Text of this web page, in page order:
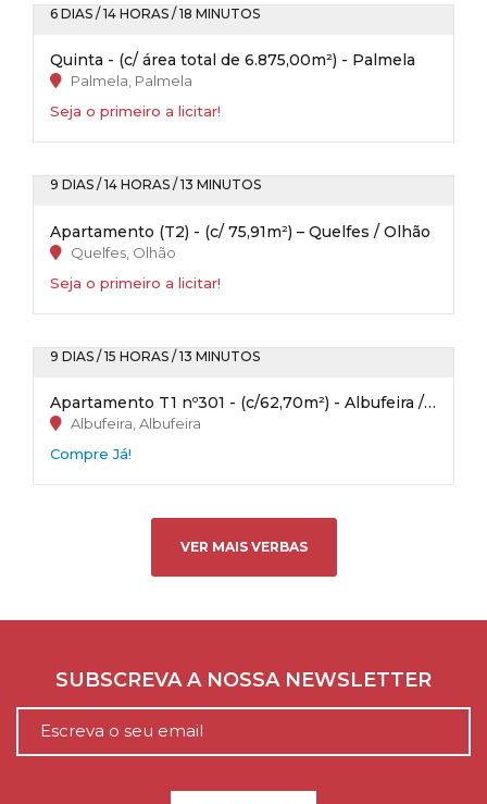
6 DIAS / 14 HORAS / 18 MINUTOS
Quinta - (c/ área total de 6.875,00m²) - Palmela
Palmela, Palmela
Seja o primeiro a licitar!
9 DIAS / 14 HORAS / 13 MINUTOS
Apartamento (T2) - (c/ 75,91m²) – Quelfes / Olhão
Quelfes, Olhão
Seja o primeiro a licitar!
9 DIAS / 15 HORAS / 13 MINUTOS
Apartamento T1 nº301 - (c/62,70m²) - Albufeira / Faro
Albufeira, Albufeira
Compre Já!
VER MAIS VERBAS
SUBSCREVA A NOSSA NEWSLETTER